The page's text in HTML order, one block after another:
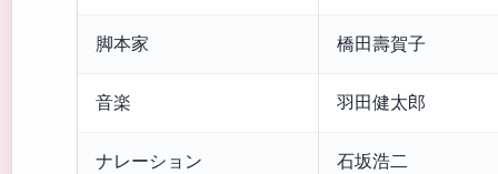
脚本家 橋田壽賀子
音楽 羽田健太郎
ナレーション 石坂浩二